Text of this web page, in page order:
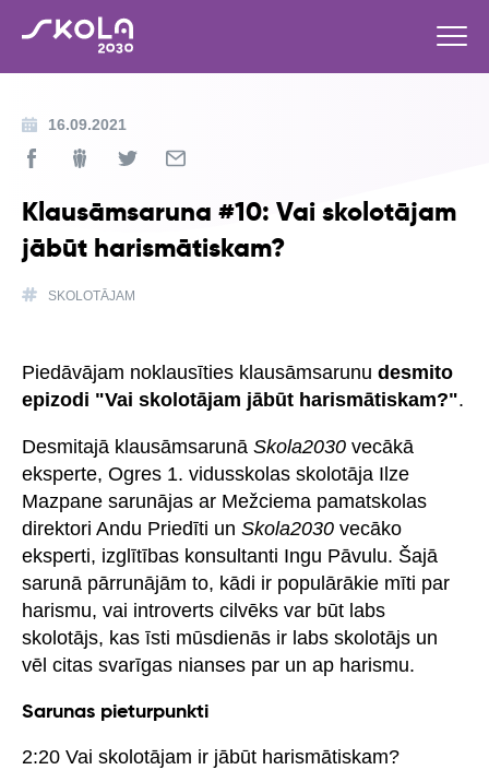
16.09.2021
Klausāmsaruna #10: Vai skolotājam
jābūt harismātiskam?
SKOLOTĀJAM
Piedāvājam noklausīties klausāmsarunu desmito
epizodi "Vai skolotājam jābūt harismātiskam?".
Desmitajā klausāmsarunā Skola2030 vecākā
eksperte, Ogres 1. vidusskolas skolotāja Ilze
Mazpane sarunājas ar Mežciema pamatskolas
direktori Andu Priedīti un Skola2030 vecāko
eksperti, izglītības konsultanti Ingu Pāvulu. Šajā
sarunā pārrunājām to, kādi ir populārākie mīti par
harismu, vai introverts cilvēks var būt labs
skolotājs, kas īsti mūsdienās ir labs skolotājs un
vēl citas svarīgas nianses par un ap harismu.
Sarunas pieturpunkti
2:20 Vai skolotājam ir jābūt harismātiskam?